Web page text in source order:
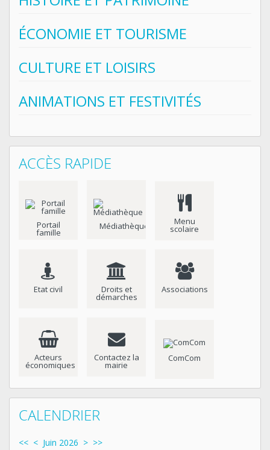
ÉCONOMIE ET TOURISME
CULTURE ET LOISIRS
ANIMATIONS ET FESTIVITÉS
ACCÈS RAPIDE
Portail
famille
Médiathèque Menu
scolaire
Etat civil Droits et
démarches
Associations
Acteurs
économiques
Contactez la
mairie
ComCom
CALENDRIER
<< < Juin 2026 > >>